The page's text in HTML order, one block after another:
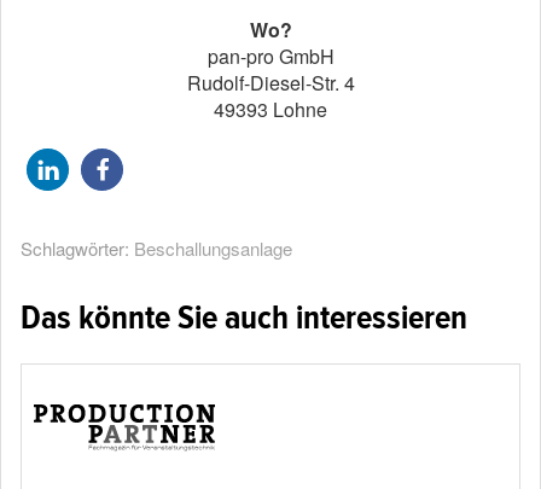
Wo?
pan-pro GmbH
Rudolf-Diesel-Str. 4
49393 Lohne
Schlagwörter: Beschallungsanlage
Das könnte Sie auch interessieren